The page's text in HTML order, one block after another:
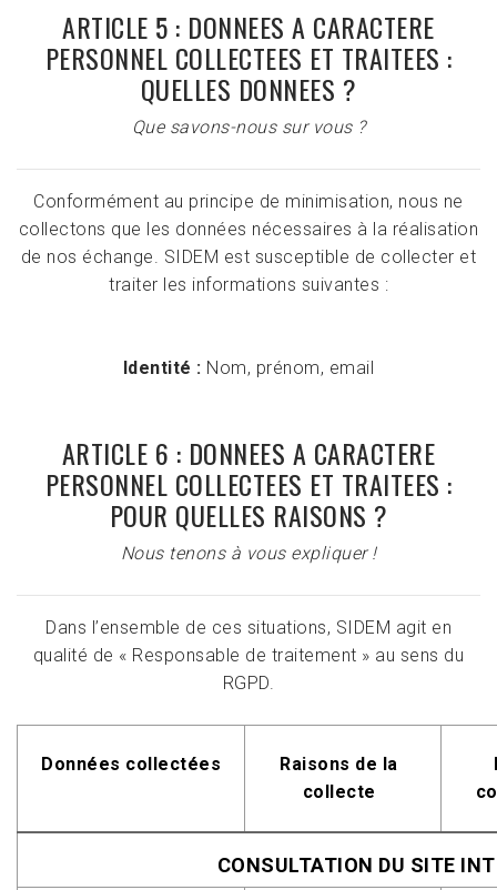
ARTICLE 5 : DONNEES A CARACTERE
PERSONNEL COLLECTEES ET TRAITEES :
QUELLES DONNEES ?
Que savons-nous sur vous ?
Conformément au principe de minimisation, nous ne
collectons que les données nécessaires à la réalisation
de nos échange. SIDEM est susceptible de collecter et
traiter les informations suivantes :
Identité : Nom, prénom, email
ARTICLE 6 : DONNEES A CARACTERE
PERSONNEL COLLECTEES ET TRAITEES :
POUR QUELLES RAISONS ?
Nous tenons à vous expliquer !
Dans l’ensemble de ces situations, SIDEM agit en
qualité de « Responsable de traitement » au sens du
RGPD.
Données collectées
Raisons de la
collecte
CONSULTATION DU SITE